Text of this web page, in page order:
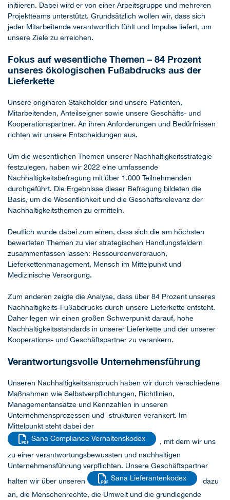
initiieren. Dabei wird er von einer Arbeitsgruppe und mehreren
Projektteams unterstützt. Grundsätzlich wollen wir, dass sich
jeder Mitarbeitende verantwortlich fühlt und Impulse liefert, um
unsere Ziele zu erreichen.
Fokus auf wesentliche Themen – 84 Prozent
unseres ökologischen Fußabdrucks aus der
Lieferkette
Unsere originären Stakeholder sind unsere Patienten,
Mitarbeitenden, Anteilseigner sowie unsere Geschäfts- und
Kooperationspartner. An ihren Anforderungen und Bedürfnissen
richten wir unsere Entscheidungen aus.
Um die wesentlichen Themen unserer Nachhaltigkeitsstrategie
festzulegen, haben wir 2022 eine umfassende
Nachhaltigkeitsbefragung mit über 1.000 Teilnehmenden
durchgeführt. Die Ergebnisse dieser Befragung bildeten die
Basis, um die Wesentlichkeit und die Geschäftsrelevanz der
Nachhaltigkeitsthemen zu ermitteln.
Deutlich wurde dabei zum einen, dass sich die am höchsten
bewerteten Themen zu vier strategischen Handlungsfeldern
zusammenfassen lassen: Ressourcenverbrauch,
Lieferkettenmanagement, Mensch im Mittelpunkt und
Medizinische Versorgung.
Zum anderen zeigte die Analyse, dass über 84 Prozent unseres
Nachhaltigkeits-Fußabdrucks durch unsere Lieferkette entsteht.
Daher legen wir einen großen Schwerpunkt darauf, hohe
Nachhaltigkeitsstandards in unserer Lieferkette und der unserer
Kooperations- und Geschäftspartner zu verankern.
Verantwortungsvolle Unternehmensführung
Unseren Nachhaltigkeitsanspruch haben wir durch verschiedene
Maßnahmen wie Selbstverpflichtungen, Richtlinien,
Managementansätze und Kennzahlen in unseren
Unternehmensprozessen und -strukturen verankert. Im
Mittelpunkt steht dabei der
Sana Compliance Verhaltenskodex
, mit dem wir uns
zu einer verantwortungsbewussten und nachhaltigen
Unternehmensführung verpflichten. Unsere Geschäftspartner
halten wir über unseren
Sana Lieferantenkodex
dazu
an, die Menschenrechte, die Umwelt und die grundlegende